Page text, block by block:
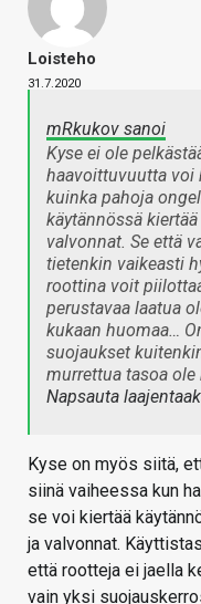
Loisteho
31.7.2020
mRkukov sanoi
Kyse ei ole
haavoittuvuutta voi
kuinka pahoja
käytännössä
valvonnat. Se että
tietenkin vaikeasti
roottina voit
perustavaa laatua
kukaan huomaa…
suojaukset
murrettua tasoa ole
Napsauta
Kyse on myös siitä,
siinä vaiheessa kun
se voi kiertää
ja valvonnat.
että rootteja ei jaella
vain yksi